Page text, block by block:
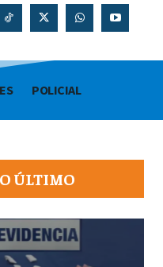
POLICIAL
ÚLTIMO